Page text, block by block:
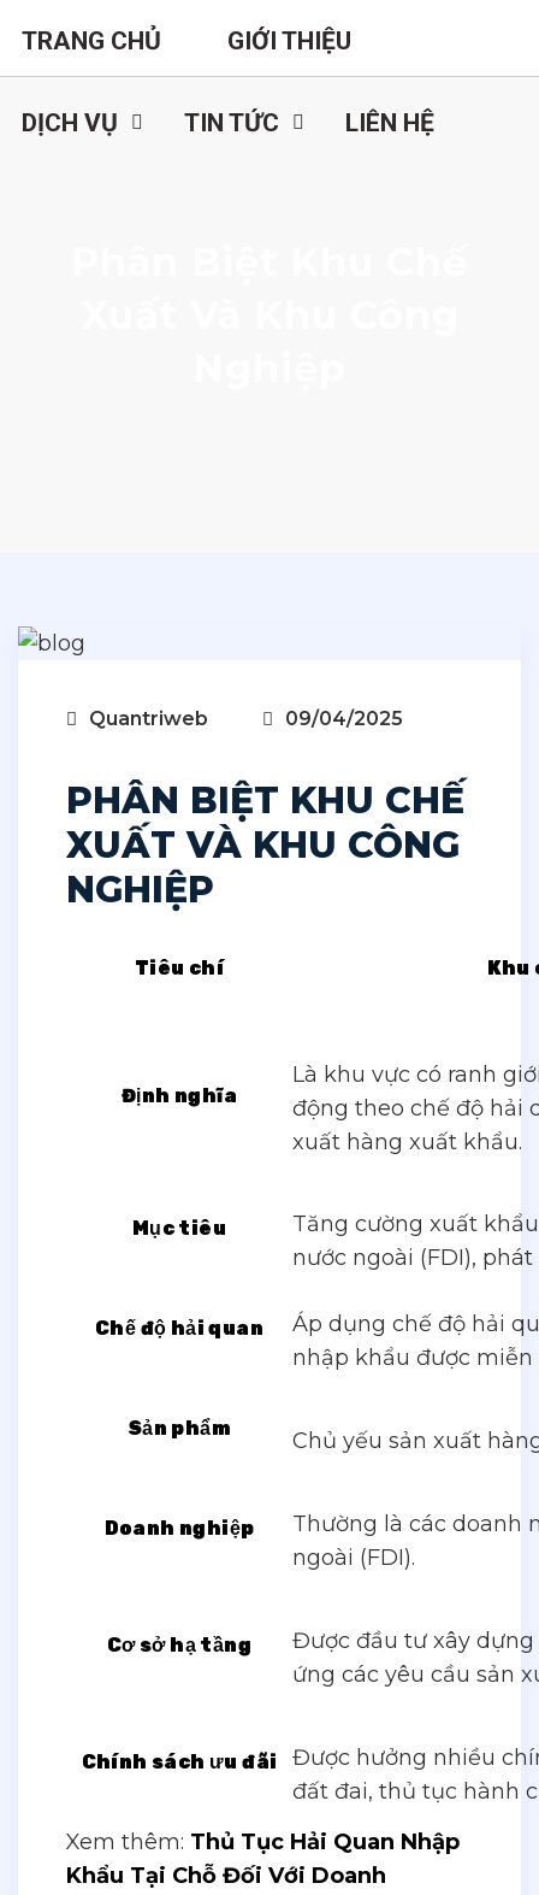
TRANG CHỦ GIỚI THIỆU
DỊCH VỤ TIN TỨC LIÊN HỆ
Quantriweb 09/04/2025
PHÂN BIỆT KHU CHẾ
XUẤT VÀ KHU CÔNG
NGHIỆP
Tiêu chí Khu
Định nghĩa
Là khu vực có ranh
động theo chế độ hải
xuất hàng xuất khẩu.
Mục tiêu
Tăng cường xuất
nước ngoài (FDI),
Chế độ hải quan
Áp dụng chế độ hải
nhập khẩu được miễn
Sản phẩm Chủ yếu sản xuất
Doanh nghiệp
Thường là các doanh
ngoài (FDI).
Cơ sở hạ tầng
Được đầu tư xây
ứng các yêu cầu sản
Chính sách ưu đãi
Được hưởng nhiều
đất đai, thủ tục hành
Xem thêm: Thủ Tục Hải Quan Nhập
Khẩu Tại Chỗ Đối Với Doanh